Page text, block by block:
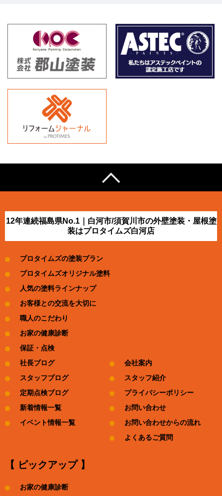
12年連続福島県No.1｜白河市/須賀川市の外壁塗装・屋根塗
装はプロタイムズ白河店
プロタイムズの塗装プラン
プロタイムズオリジナル塗料
人気の塗料ラインナップ
お客様との交流を大切に
職人のこだわり
お家の健康診断
保証・点検
社長ブログ
スタッフブログ
定期点検ブログ
新着情報一覧
イベント情報一覧
会社案内
スタッフ紹介
プライバシーポリシー
お問い合わせ
お問い合わせからの流れ
よくあるご質問
【 ピックアップ 】
お家の健康診断